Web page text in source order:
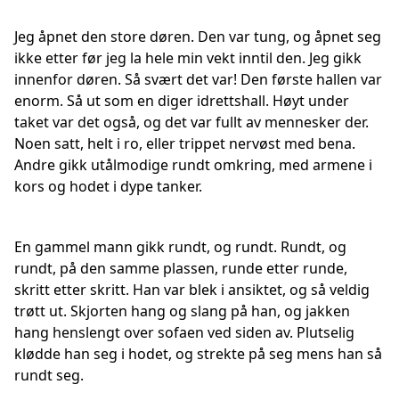
Jeg åpnet den store døren. Den var tung, og åpnet seg
ikke etter før jeg la hele min vekt inntil den. Jeg gikk
innenfor døren. Så svært det var! Den første hallen var
enorm. Så ut som en diger idrettshall. Høyt under
taket var det også, og det var fullt av mennesker der.
Noen satt, helt i ro, eller trippet nervøst med bena.
Andre gikk utålmodige rundt omkring, med armene i
kors og hodet i dype tanker.
En gammel mann gikk rundt, og rundt. Rundt, og
rundt, på den samme plassen, runde etter runde,
skritt etter skritt. Han var blek i ansiktet, og så veldig
trøtt ut. Skjorten hang og slang på han, og jakken
hang henslengt over sofaen ved siden av. Plutselig
klødde han seg i hodet, og strekte på seg mens han så
rundt seg.